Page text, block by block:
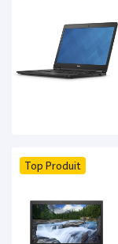
Top Produit